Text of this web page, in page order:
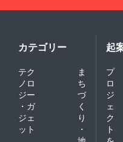
カテゴリー
テク
ノロ
ジー
・ガ
ジェ
ット
ま
ち
づ
く
り
・
起
プ
ロ
ジ
ェ
ク
ト